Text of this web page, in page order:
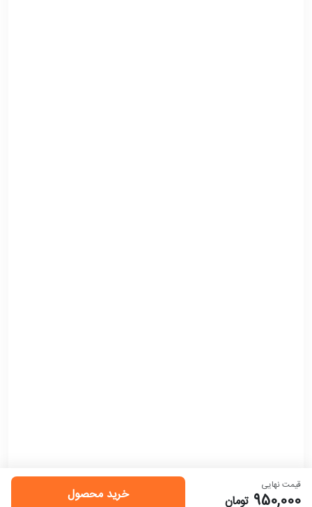
قیمت نهایی
950,000 تومان خرید محصول